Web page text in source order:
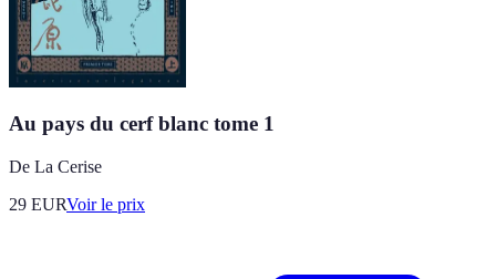
Au pays du cerf blanc tome 1
De La Cerise
29 EURVoir le prix